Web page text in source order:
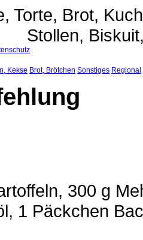
Torte, Brot,
Stollen,
Kekse Brot, Brötchen Sonstiges Regional
300 g
1 Päckchen